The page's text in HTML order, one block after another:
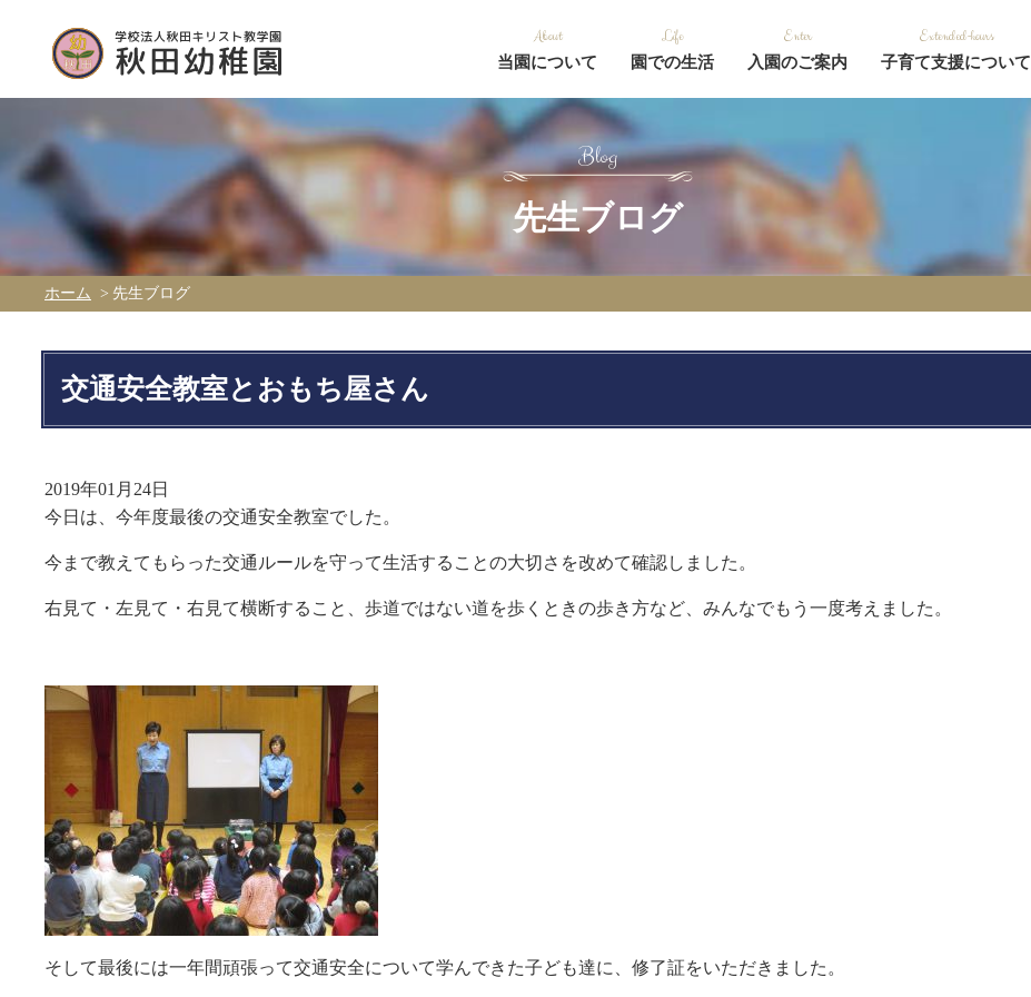
当園について 園での生活 入園のご案内 子育て支援について
先生ブログ
ホーム 先生ブログ
交通安全教室とおもち屋さん
2019年01月24日
今日は、今年度最後の交通安全教室でした。
今まで教えてもらった交通ルールを守って生活することの大切さを改めて確認しました。
右見て・左見て・右見て横断すること、歩道ではない道を歩くときの歩き方など、みんなでもう一度考えました。
そして最後には一年間頑張って交通安全について学んできた子ども達に、修了証をいただきました。